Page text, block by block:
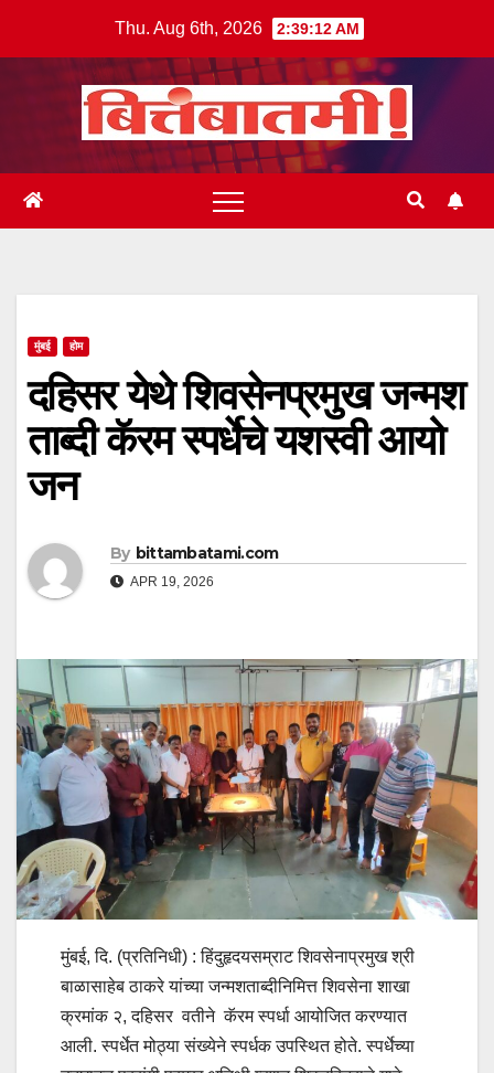
Thu. Aug 6th, 2026 2:39:12 AM
मुंबई होम
दहिसर येथे शिवसेनप्रमुख जन्मश
ताब्दी कॅरम स्पर्धेचे यशस्वी आयो
जन
By bittambatami.com
APR 19, 2026
मुंबई, दि. (प्रतिनिधी) : हिंदुहृदयसम्राट शिवसेनाप्रमुख श्री
बाळासाहेब ठाकरे यांच्या जन्मशताब्दीनिमित्त शिवसेना शाखा
क्रमांक २, दहिसर वतीने कॅरम स्पर्धा आयोजित करण्यात
आली. स्पर्धेत मोठ्या संख्येने स्पर्धक उपस्थित होते. स्पर्धेच्या